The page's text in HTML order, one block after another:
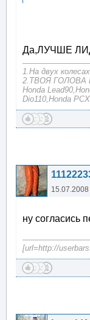
Да,ЛУЧШЕ
1.На двух
2.ТВОЯ ГОЛОВА
Honda
Dio110,Honda
15.07.2008
ну согласись
[url=http://